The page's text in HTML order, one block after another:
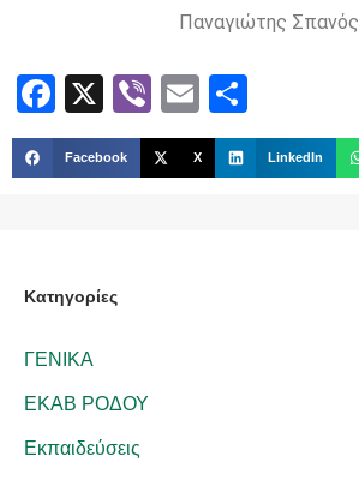
Παναγιώτης Σπανός
Facebook
X ViberEmail
Facebook X LinkedIn
Kατηγορίες
ΓΕΝΙΚΑ
ΕΚΑΒ ΡΟΔΟΥ
Εκπαιδεύσεις